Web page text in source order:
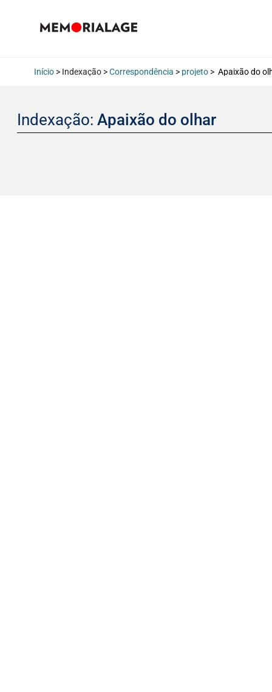
Início > Indexação >Correspondência > projeto > Apaixão do
Indexação: Apaixão do olhar